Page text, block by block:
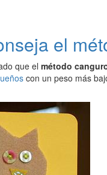
el
que el método
con un peso más